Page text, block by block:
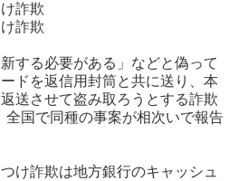
詐欺
詐欺
する必要がある」などと偽って
ドを返信用封筒と共に送り、本
送させて盗み取ろうとする詐欺
国で同種の事案が相次いで報告
け詐欺は地方銀行のキャッシュ